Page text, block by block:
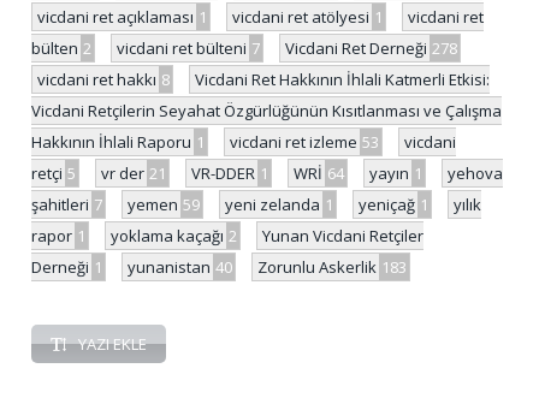
vicdani ret açıklaması 1 vicdani ret atölyesi 1
vicdani ret
bülten 2 vicdani ret bülteni 7 Vicdani Ret Derneği 278
vicdani ret hakkı 8
Vicdani Ret Hakkının İhlali Katmerli Etkisi:
Vicdani Retçilerin Seyahat Özgürlüğünün Kısıtlanması ve Çalışma
Hakkının İhlali Raporu 1 vicdani ret izleme 53
vicdani
retçi 5 vr der 21 VR-DDER 1 WRİ 64 yayın 1
yehova
şahitleri 7 yemen 59 yeni zelanda 1 yeniçağ 1
yılık
rapor 1 yoklama kaçağı 2
Yunan Vicdani Retçiler
Derneği 1 yunanistan 40 Zorunlu Askerlik 183
YAZI EKLE